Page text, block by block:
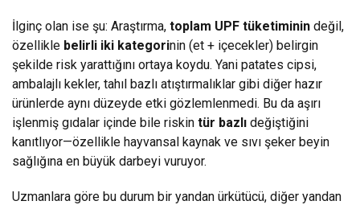
İlginç olan ise şu: Araştırma, toplam UPF tüketiminin değil,
özellikle belirli iki kategorinin (et + içecekler) belirgin
şekilde risk yarattığını ortaya koydu. Yani patates cipsi,
ambalajlı kekler, tahıl bazlı atıştırmalıklar gibi diğer hazır
ürünlerde aynı düzeyde etki gözlemlenmedi. Bu da aşırı
işlenmiş gıdalar içinde bile riskin tür bazlı değiştiğini
kanıtlıyor—özellikle hayvansal kaynak ve sıvı şeker beyin
sağlığına en büyük darbeyi vuruyor.
Uzmanlara göre bu durum bir yandan ürkütücü, diğer yandan